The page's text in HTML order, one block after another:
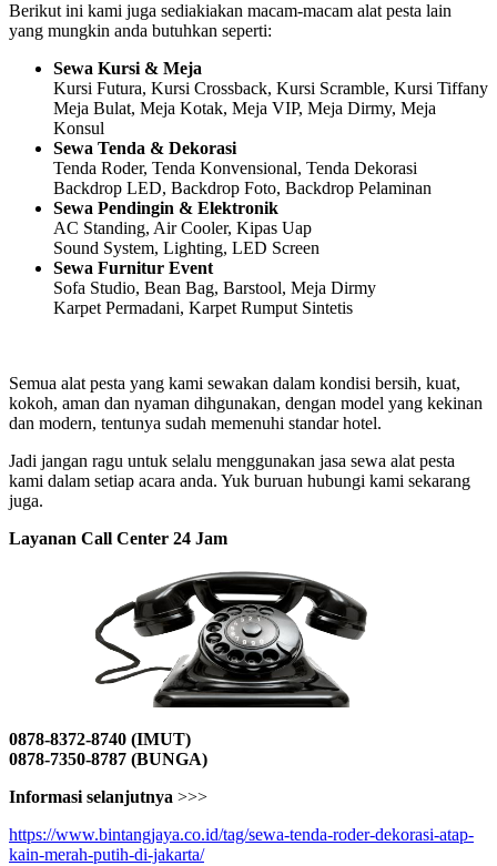
Berikut ini kami juga sediakiakan macam-macam alat pesta lain
yang mungkin anda butuhkan seperti:
Sewa Kursi & Meja
Kursi Futura, Kursi Crossback, Kursi Scramble, Kursi Tiffany
Meja Bulat, Meja Kotak, Meja VIP, Meja Dirmy, Meja
Konsul
Sewa Tenda & Dekorasi
Tenda Roder, Tenda Konvensional, Tenda Dekorasi
Backdrop LED, Backdrop Foto, Backdrop Pelaminan
Sewa Pendingin & Elektronik
AC Standing, Air Cooler, Kipas Uap
Sound System, Lighting, LED Screen
Sewa Furnitur Event
Sofa Studio, Bean Bag, Barstool, Meja Dirmy
Karpet Permadani, Karpet Rumput Sintetis
Semua alat pesta yang kami sewakan dalam kondisi bersih, kuat,
kokoh, aman dan nyaman dihgunakan, dengan model yang kekinan
dan modern, tentunya sudah memenuhi standar hotel.
Jadi jangan ragu untuk selalu menggunakan jasa sewa alat pesta
kami dalam setiap acara anda. Yuk buruan hubungi kami sekarang
juga.
Layanan Call Center 24 Jam
0878-8372-8740 (IMUT)
0878-7350-8787 (BUNGA)
Informasi selanjutnya >>>
https://www.bintangjaya.co.id/tag/sewa-tenda-roder-dekorasi-atap-
kain-merah-putih-di-jakarta/